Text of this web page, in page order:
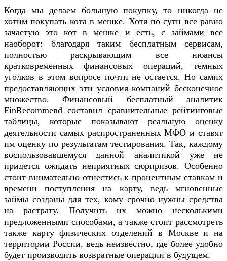
Когда мы делаем большую покупку, то никогда не
хотим покупать кота в мешке. Хотя по сути все равно
зачастую это кот в мешке и есть, с займами все
наоборот: благодаря таким бесплатным сервисам,
полностью раскрывающим все нюансы
кратковременных финансовых операций, темных
уголков в этом вопросе почти не остается. Но самих
предоставляющих эти условия компаний бесконечное
множество. Финансовый бесплатный аналитик
FinRecommend составил сравнительные рейтинговые
таблицы, которые показывают реальную оценку
деятельности самых распространенных МФО и ставят
им оценку по результатам тестирования. Так, каждому
воспользовавшемуся данной аналитикой уже не
придется ожидать неприятных сюрпризов. Особенно
стоит внимательно отнестись к процентным ставкам и
времени поступления на карту, ведь мгновенные
займы созданы для тех, кому срочно нужны средства
на растрату. Получить их можно несколькими
предложенными способами, а также стоит рассмотреть
также карту физических отделений в Москве и на
территории России, ведь неизвестно, где более удобно
будет производить возвратные операции в будущем.